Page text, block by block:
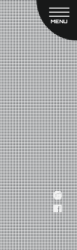
MENU
CLOSE
いて